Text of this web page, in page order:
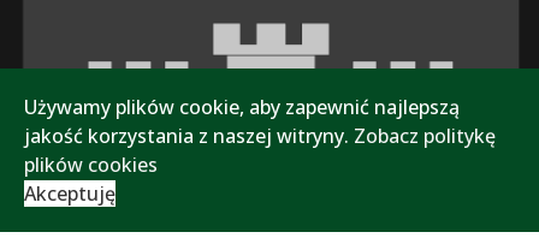
Używamy plików cookie, aby zapewnić najlepszą
jakość korzystania z naszej witryny. Zobacz politykę
plików cookies
Akceptuję